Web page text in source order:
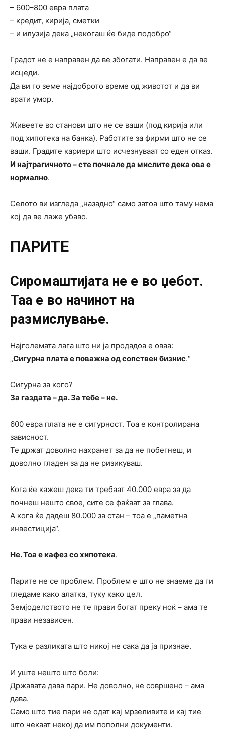
– 600–800 евра плата
– кредит, кирија, сметки
– и илузија дека „некогаш ќе биде подобро“
Градот не е направен да ве збогати. Направен е да ве
исцеди.
Да ви го земе најдоброто време од животот и да ви
врати умор.
Живеете во станови што не се ваши (под кирија или
под хипотека на банка). Работите за фирми што не се
ваши. Градите кариери што исчезнуваат со еден отказ.
И најтрагичното – сте почнале да мислите дека ова е
нормално.
Селото ви изгледа „назадно“ само затоа што таму нема
кој да ве лаже убаво.
ПАРИТЕ
Сиромаштијата не е во џебот.
Таа е во начинот на
размислување.
Најголемата лага што ни ја продадоа е оваа:
„Сигурна плата е поважна од сопствен бизнис.“
Сигурна за кого?
За газдата – да. За тебе – не.
600 евра плата не е сигурност. Тоа е контролирана
зависност.
Те држат доволно нахранет за да не побегнеш, и
доволно гладен за да не ризикуваш.
Кога ќе кажеш дека ти требаат 40.000 евра за да
почнеш нешто свое, сите се фаќаат за глава.
А кога ќе дадеш 80.000 за стан – тоа е „паметна
инвестиција“.
Не. Тоа е кафез со хипотека.
Парите не се проблем. Проблем е што не знаеме да ги
гледаме како алатка, туку како цел.
Земјоделството не те прави богат преку ноќ – ама те
прави независен.
Тука е разликата што никој не сака да ја признае.
И уште нешто што боли:
Државата дава пари. Не доволно, не совршено – ама
дава.
Само што тие пари не одат кај мрзеливите и кај тие
што чекаат некој да им пополни документи.